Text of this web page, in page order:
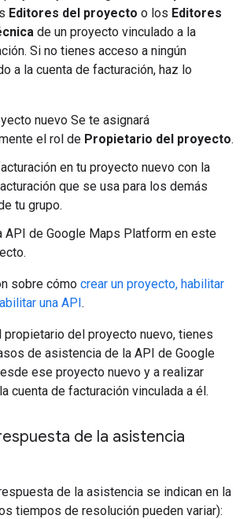
Editores del proyecto o los Editores
de un proyecto vinculado a la
Si no tienes acceso a ningún
a la cuenta de facturación, haz lo
nuevo Se te asignará
el rol de Propietario del proyecto.
en tu proyecto nuevo con la
que se usa para los demás
tu grupo.
API de Google Maps Platform en este
sobre cómo crear un proyecto, habilitar
una API.
propietario del proyecto nuevo, tienes
de asistencia de la API de Google
ese proyecto nuevo y a realizar
cuenta de facturación vinculada a él.
de la asistencia
de la asistencia se indican en la
tiempos de resolución pueden variar):